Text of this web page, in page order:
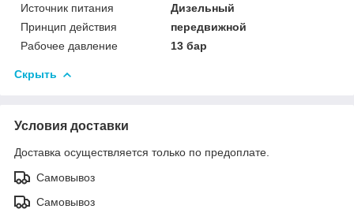
Источник питания
Дизельный
Принцип действия
передвижной
Рабочее давление
13 бар
Скрыть
Условия доставки
Доставка осуществляется только по предоплате.
Самовывоз
Самовывоз